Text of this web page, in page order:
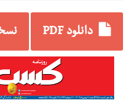
دانلود PDF